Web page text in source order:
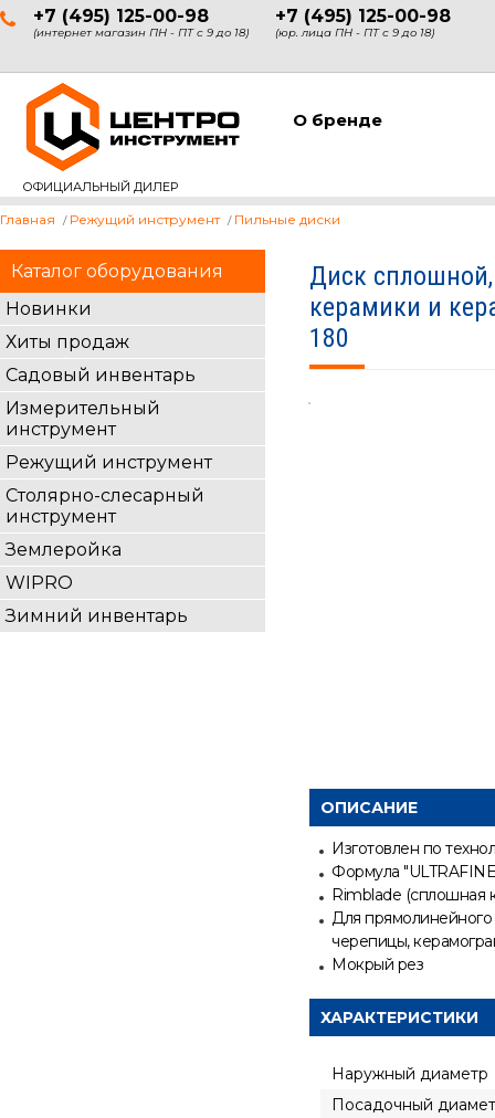
+7 (495) 125-00-98
(интернет магазин ПН - ПТ с 9 до 18)
+7 (495) 125-00-98
(юр. лица ПН - ПТ с 9 до 18)
ОФИЦИАЛЬНЫЙ ДИЛЕР
О бренде
Каталог оборудования
Новинки
Хиты продаж
Садовый инвентарь
Измерительный
инструмент
Режущий инструмент
Столярно-слесарный
инструмент
Землеройка
WIPRO
Зимний инвентарь
Главная Режущий инструмент Пильные диски
Диск
керамики и
180
ОПИСАНИЕ
Изготовлен по
Формула
Rimblade (сплошная
Для прямолинейного
черепицы,
Мокрый рез
ХАРАКТЕРИСТИКИ
Наружный диаметр
Посадочный